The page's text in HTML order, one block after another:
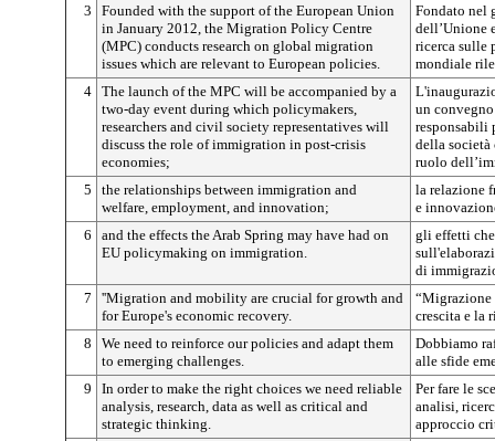
3
Founded with the support of the European Union
in January 2012, the Migration Policy Centre
(MPC) conducts research on global migration
issues which are relevant to European policies.
Fondato nel
dell’Unione
ricerca sulle
mondiale
4 The launch of the MPC will be accompanied by a
two-day event during which policymakers,
researchers and civil society representatives will
discuss the role of immigration in post-crisis
economies;
un
responsabili
della
ruolo
5
the relationships between immigration and
welfare, employment, and innovation;
la relazione
e
6
and the effects the Arab Spring may have had on
EU policymaking on immigration.
gli effetti
di
7
''Migration and mobility are crucial for growth and
for Europe's economic recovery.
“Migrazione
crescita e la
8
We need to reinforce our policies and adapt them
to emerging challenges.
Dobbiamo
alle sfide
9
In order to make the right choices we need reliable
analysis, research, data as well as critical and
strategic thinking.
Per fare le
analisi,
approccio